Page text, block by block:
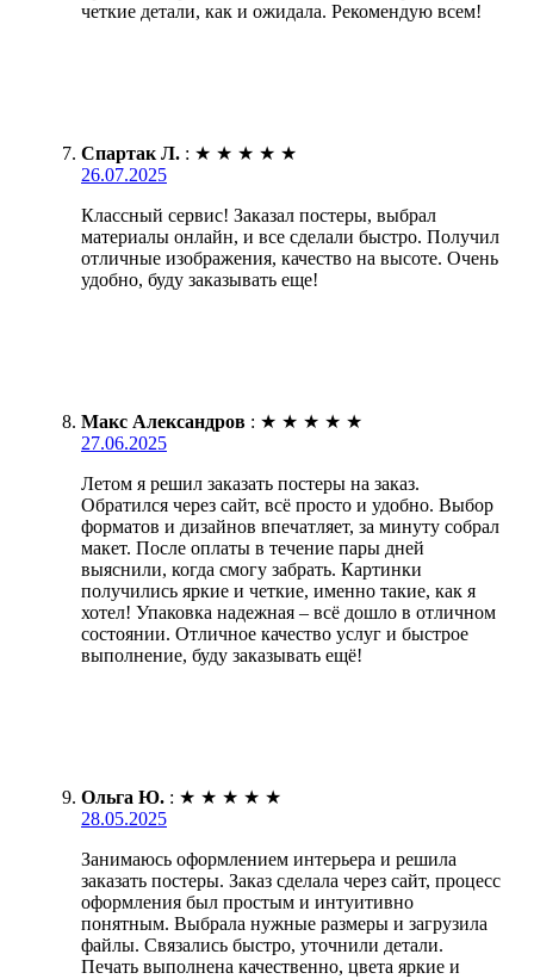
четкие детали, как и ожидала. Рекомендую всем!
Спартак Л. : ★ ★ ★ ★ ★
26.07.2025
Классный сервис! Заказал постеры, выбрал
материалы онлайн, и все сделали быстро. Получил
отличные изображения, качество на высоте. Очень
удобно, буду заказывать еще!
Макс Александров : ★ ★ ★ ★ ★
27.06.2025
Летом я решил заказать постеры на заказ.
Обратился через сайт, всё просто и удобно. Выбор
форматов и дизайнов впечатляет, за минуту собрал
макет. После оплаты в течение пары дней
выяснили, когда смогу забрать. Картинки
получились яркие и четкие, именно такие, как я
хотел! Упаковка надежная – всё дошло в отличном
состоянии. Отличное качество услуг и быстрое
выполнение, буду заказывать ещё!
Ольга Ю. : ★ ★ ★ ★ ★
28.05.2025
Занимаюсь оформлением интерьера и решила
заказать постеры. Заказ сделала через сайт, процесс
оформления был простым и интуитивно
понятным. Выбрала нужные размеры и загрузила
файлы. Связались быстро, уточнили детали.
Печать выполнена качественно, цвета яркие и